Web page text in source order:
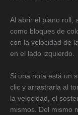
Al abrir el piano roll,
como bloques de
con la velocidad de
en el lado izquierdo.
Si una nota está un
clic y arrastrarla al
la velocidad, el
mismos. Del mismo